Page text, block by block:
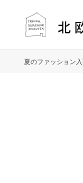
夏のファッション